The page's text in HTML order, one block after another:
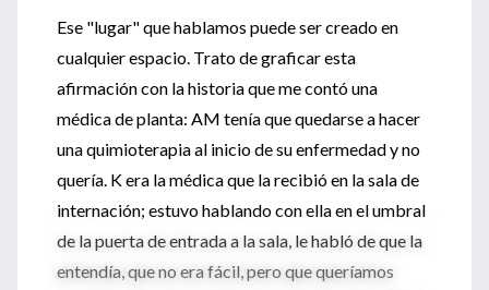
Ese "lugar" que hablamos puede ser creado en
cualquier espacio. Trato de graficar esta
afirmación con la historia que me contó una
médica de planta: AM tenía que quedarse a hacer
una quimioterapia al inicio de su enfermedad y no
quería. K era la médica que la recibió en la sala de
internación; estuvo hablando con ella en el umbral
de la puerta de entrada a la sala, le habló de que la
entendía, que no era fácil, pero que queríamos